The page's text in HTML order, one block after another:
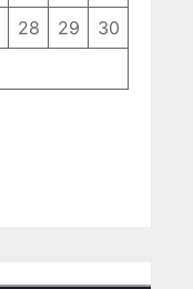
28 29
30